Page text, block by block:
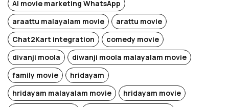
AI movie marketing WhatsApp
araattu malayalam movie
arattu movie
Chat2Kart integration
comedy movie
divanji moola
diwanji moola malayalam movie
family movie
hridayam
hridayam malayalam movie
hridayam movie